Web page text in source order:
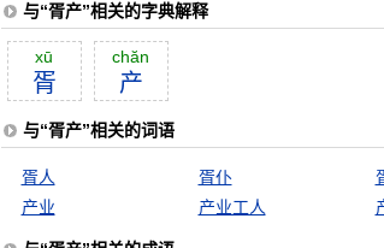
与“胥产”相关的字典解释
xū
胥
chăn
产
与“胥产”相关的词语
胥人 胥仆
产业
产业工人